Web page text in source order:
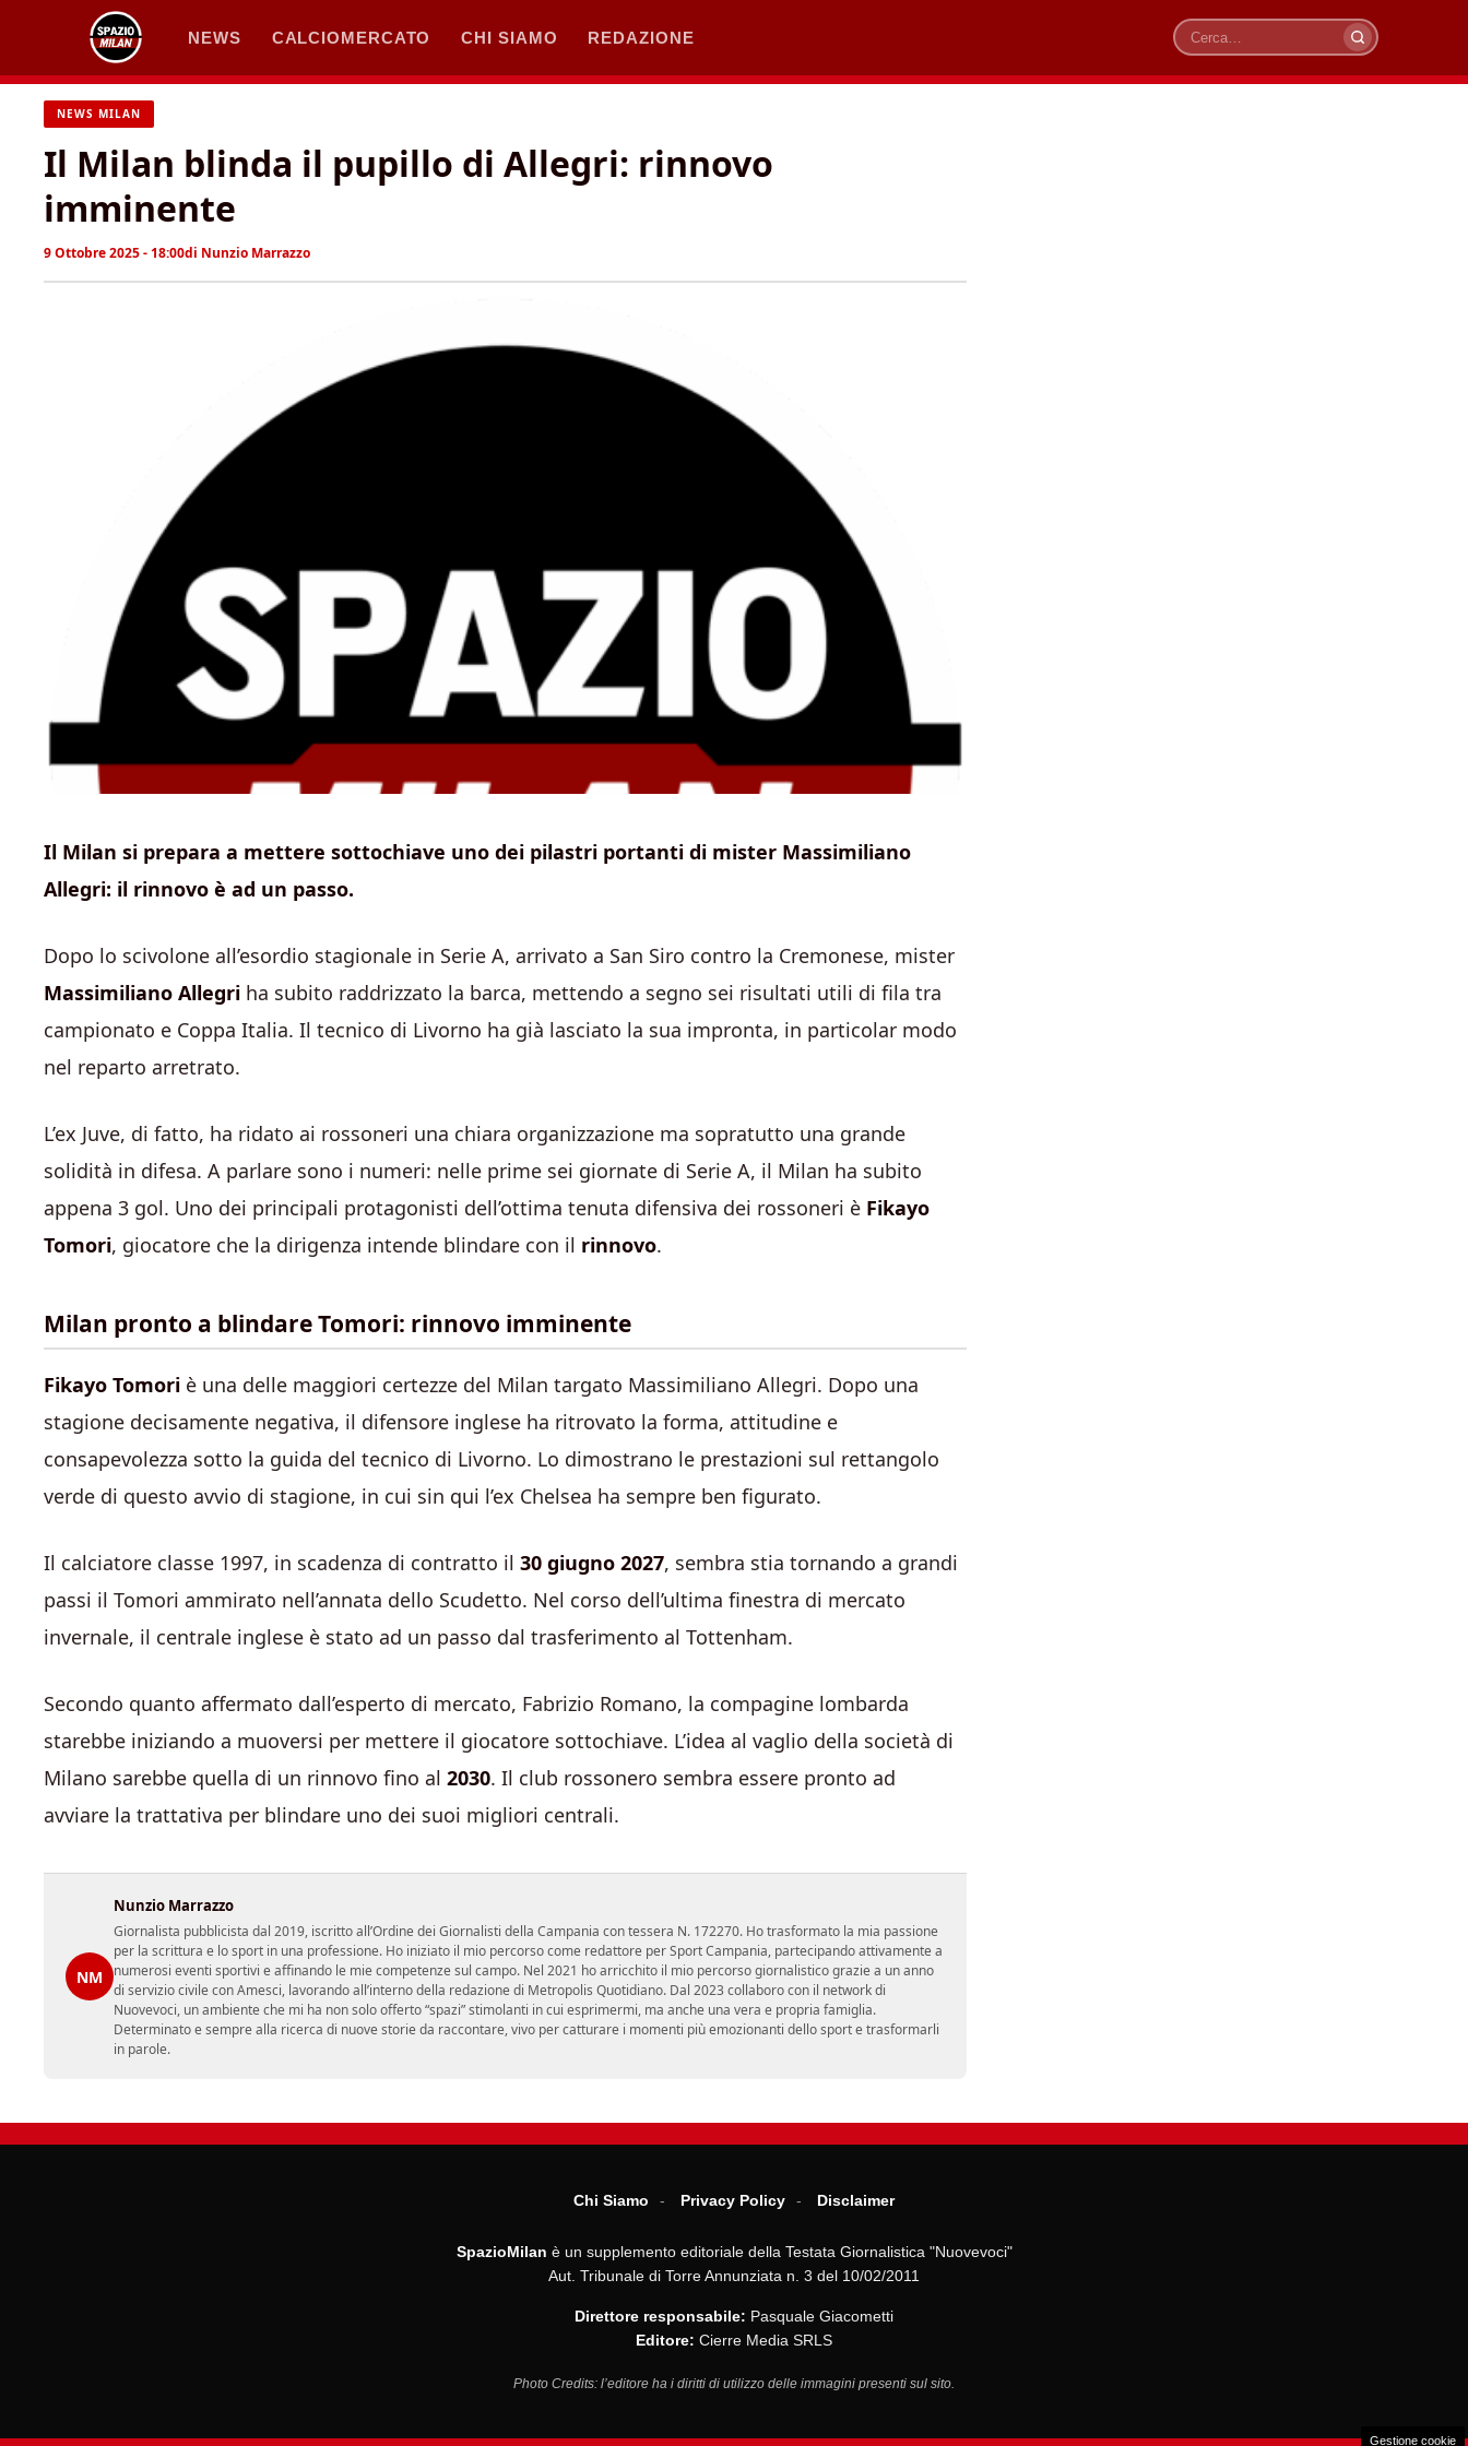
contenuto
NEWS CALCIOMERCATO CHI SIAMO REDAZIONE
Cerca
NEWS MILAN
Il Milan blinda il pupillo di Allegri: rinnovo
imminente
9 Ottobre 2025 - 18:00di Nunzio Marrazzo
Il Milan si prepara a mettere sottochiave uno dei pilastri portanti di mister Massimiliano
Allegri: il rinnovo è ad un passo.
Dopo lo scivolone all’esordio stagionale in Serie A, arrivato a San Siro contro la Cremonese, mister
Massimiliano Allegri ha subito raddrizzato la barca, mettendo a segno sei risultati utili di fila tra
campionato e Coppa Italia. Il tecnico di Livorno ha già lasciato la sua impronta, in particolar modo
nel reparto arretrato.
L’ex Juve, di fatto, ha ridato ai rossoneri una chiara organizzazione ma sopratutto una grande
solidità in difesa. A parlare sono i numeri: nelle prime sei giornate di Serie A, il Milan ha subito
appena 3 gol. Uno dei principali protagonisti dell’ottima tenuta difensiva dei rossoneri è Fikayo
Tomori, giocatore che la dirigenza intende blindare con il rinnovo.
Milan pronto a blindare Tomori: rinnovo imminente
Fikayo Tomori è una delle maggiori certezze del Milan targato Massimiliano Allegri. Dopo una
stagione decisamente negativa, il difensore inglese ha ritrovato la forma, attitudine e
consapevolezza sotto la guida del tecnico di Livorno. Lo dimostrano le prestazioni sul rettangolo
verde di questo avvio di stagione, in cui sin qui l’ex Chelsea ha sempre ben figurato.
Il calciatore classe 1997, in scadenza di contratto il 30 giugno 2027, sembra stia tornando a grandi
passi il Tomori ammirato nell’annata dello Scudetto. Nel corso dell’ultima finestra di mercato
invernale, il centrale inglese è stato ad un passo dal trasferimento al Tottenham.
Secondo quanto affermato dall’esperto di mercato, Fabrizio Romano, la compagine lombarda
starebbe iniziando a muoversi per mettere il giocatore sottochiave. L’idea al vaglio della società di
Milano sarebbe quella di un rinnovo fino al 2030. Il club rossonero sembra essere pronto ad
avviare la trattativa per blindare uno dei suoi migliori centrali.
NM
Nunzio Marrazzo
Giornalista pubblicista dal 2019, iscritto all’Ordine dei Giornalisti della Campania con tessera N. 172270. Ho trasformato la mia passione
per la scrittura e lo sport in una professione. Ho iniziato il mio percorso come redattore per Sport Campania, partecipando attivamente a
numerosi eventi sportivi e affinando le mie competenze sul campo. Nel 2021 ho arricchito il mio percorso giornalistico grazie a un anno
di servizio civile con Amesci, lavorando all’interno della redazione di Metropolis Quotidiano. Dal 2023 collaboro con il network di
Nuovevoci, un ambiente che mi ha non solo offerto “spazi” stimolanti in cui esprimermi, ma anche una vera e propria famiglia.
Determinato e sempre alla ricerca di nuove storie da raccontare, vivo per catturare i momenti più emozionanti dello sport e trasformarli
in parole.
Chi Siamo Privacy Policy Disclaimer
SpazioMilan è un supplemento editoriale della Testata Giornalistica "Nuovevoci"
Aut. Tribunale di Torre Annunziata n. 3 del 10/02/2011
Direttore responsabile: Pasquale Giacometti
Editore: Cierre Media SRLS
Photo Credits: l’editore ha i diritti di utilizzo delle immagini presenti sul sito.
Gestione cookie